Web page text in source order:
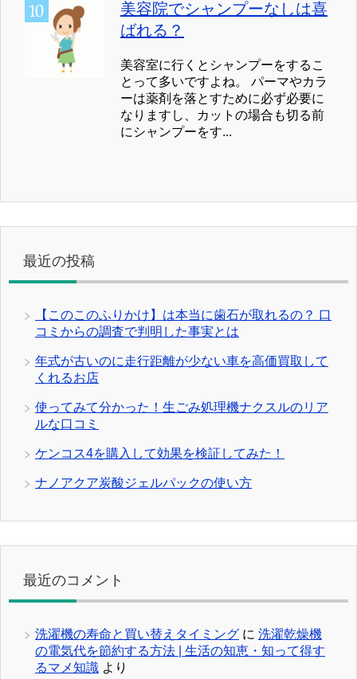
美容院でシャンプーなしは喜
ばれる？
美容室に行くとシャンプーをするこ
とって多いですよね。 パーマやカラ
ーは薬剤を落とすために必ず必要に
なりますし、カットの場合も切る前
にシャンプーをす...
最近の投稿
【このこのふりかけ】は本当に歯石が取れるの？ 口
コミからの調査で判明した事実とは
年式が古いのに走行距離が少ない車を高価買取して
くれるお店
使ってみて分かった！生ごみ処理機ナクスルのリア
ルな口コミ
ケンコス4を購入して効果を検証してみた！
ナノアクア炭酸ジェルパックの使い方
最近のコメント
洗濯機の寿命と買い替えタイミング に 洗濯乾燥機
の電気代を節約する方法 | 生活の知恵・知って得す
るマメ知識 より